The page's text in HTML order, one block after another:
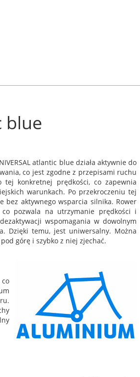
blue
atlantic blue działa aktywnie do
co jest zgodne z przepisami ruchu
konkretnej prędkości, co zapewnia
warunkach. Po przekroczeniu tej
bez aktywnego wsparcia silnika. Rower
pozwala na utrzymanie prędkości i
wspomagania w dowolnym
Dzięki temu, jest uniwersalny. Można
górę i szybko z niej zjechać.
co